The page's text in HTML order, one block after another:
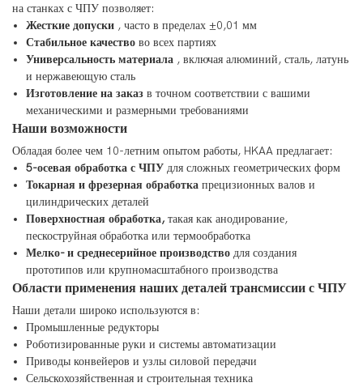
на станках с ЧПУ позволяет:
Жесткие допуски, часто в пределах ±0,01 мм
Стабильное качествово всех партиях
Универсальность материала, включая алюминий, сталь, латунь
и нержавеющую сталь
Изготовление на заказв точном соответствии с вашими
механическими и размерными требованиями
Наши возможности
Обладая более чем 10-летним опытом работы, HKAA предлагает:
5-осевая обработка с ЧПУдля сложных геометрических форм
Токарная и фрезерная обработкапрецизионных валов и
цилиндрических деталей
Поверхностная обработка,такая как анодирование,
пескоструйная обработка или термообработка
Мелко- и среднесерийное производстводля создания
прототипов или крупномасштабного производства
Области применения наших деталей трансмиссии с ЧПУ
Наши детали широко используются в:
Промышленные редукторы
Роботизированные руки и системы автоматизации
Приводы конвейеров и узлы силовой передачи
Сельскохозяйственная и строительная техника